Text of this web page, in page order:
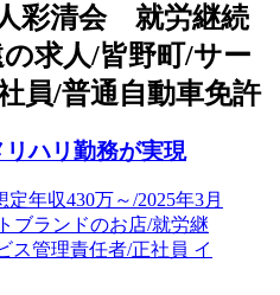
彩清会 就労継続
求人/皆野町/サー
員/普通自動車免許
ハリ勤務が実現